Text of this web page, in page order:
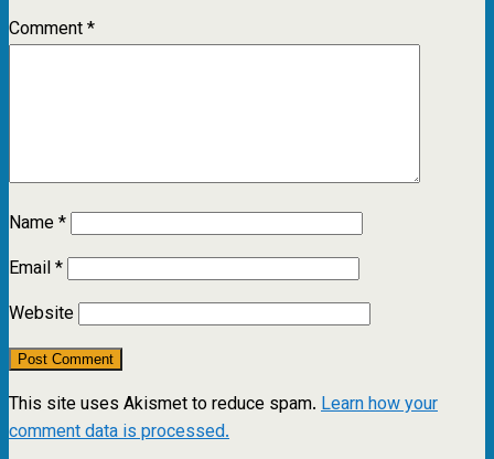
Comment*
Name*
Email*
Website
This site uses Akismet to reduce spam. Learn how your
comment data is processed.